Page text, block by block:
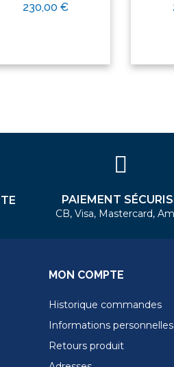
230,00 €
PAIEMENT
CB, Visa, Mastercard,
MON COMPTE
Historique commandes
Informations personnelles
Retours produit